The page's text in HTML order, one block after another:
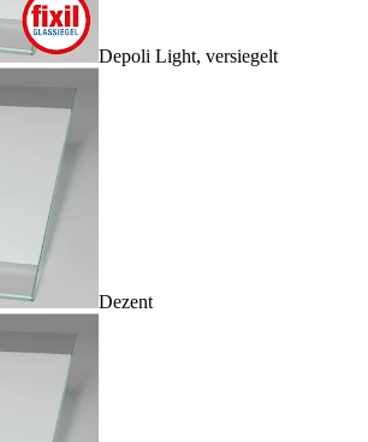
Depoli Light, versiegelt
Dezent